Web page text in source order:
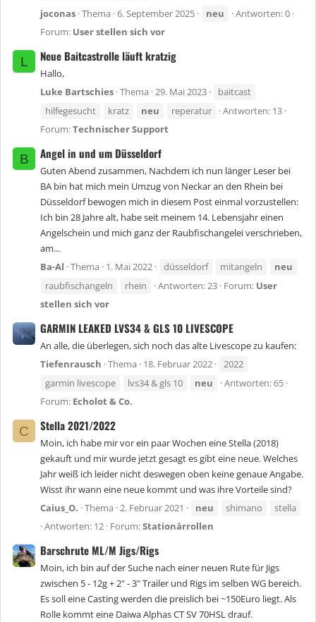
joconas Thema 6. September 2025 neu
Antworten: 0
Forum: User stellen sich vor
L Neue Baitcastrolle läuft kratzig
Hallo,
Luke Bartschies Thema 29. Mai 2023
baitcast
hilfegesucht
kratz neu reperatur
Antworten: 13
Forum:Technischer Support
B Angel in und um Düsseldorf
Guten Abend zusammen, Nachdem ich nun länger Leser bei
BA bin hat mich mein Umzug von Neckar an den Rhein bei
Düsseldorf bewogen mich in diesem Post einmal vorzustellen:
Ich bin 28 Jahre alt, habe seit meinem 14. Lebensjahr einen
Angelschein und mich ganz der Raubfischangelei verschrieben,
am...
Ba-Al Thema 1. Mai 2022 düsseldorf mitangeln
neu
raubfischangeln
rhein Antworten: 23 Forum: User
stellen sich vor
GARMIN LEAKED LVS34 & GLS 10 LIVESCOPE
An alle, die überlegen, sich noch das alte Livescope zu kaufen:
Tiefenrausch Thema 18. Februar 2022
2022
garmin livescope
lvs34 & gls 10 neu
Antworten: 65
Forum: Echolot & Co.
C Stella 2021/2022
Moin, ich habe mir vor ein paar Wochen eine Stella (2018)
gekauft und mir wurde jetzt gesagt es gibt eine neue. Welches
Jahr weiß ich leider nicht deswegen oben keine genaue Angabe.
Wisst ihr wann eine neue kommt und was ihre Vorteile sind?
Caius_O. Thema 2. Februar 2021 neu shimano
stella
Antworten: 12 Forum:Stationärrollen
Barschrute ML/M Jigs/Rigs
Moin, ich bin auf der Suche nach einer neuen Rute für Jigs
zwischen 5 - 12g + 2" - 3" Trailer und Rigs im selben WG bereich.
Es soll eine Casting werden die preislich bei ~150Euro liegt. Als
Rolle kommt eine Daiwa Alphas CT SV 70HSL drauf.